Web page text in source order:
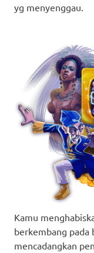
yg menyenggau.
Kamu
berkembang pada
mencadangkan